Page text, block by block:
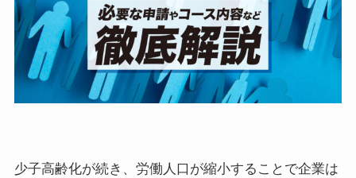
少子高齢化が続き、労働人口が縮小することで企業は